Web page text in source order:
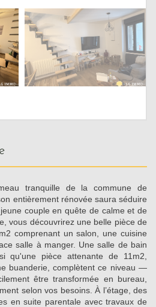
tranquille de la commune de
entièrement rénovée saura séduire
couple en quête de calme et de
vous découvrirez une belle pièce de
comprenant un salon, une cuisine
salle à manger. Une salle de bain
qu'une pièce attenante de 11m2,
buanderie, complètent ce niveau —
être transformée en bureau,
selon vos besoins. À l’étage, des
en suite parentale avec travaux de